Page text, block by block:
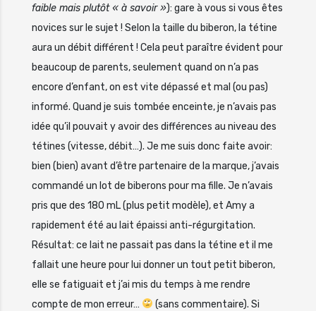
faible mais plutôt « à savoir »): gare à vous si vous êtes
novices sur le sujet ! Selon la taille du biberon, la tétine
aura un débit différent ! Cela peut paraître évident pour
beaucoup de parents, seulement quand on n’a pas
encore d’enfant, on est vite dépassé et mal (ou pas)
informé. Quand je suis tombée enceinte, je n’avais pas
idée qu’il pouvait y avoir des différences au niveau des
tétines (vitesse, débit…). Je me suis donc faite avoir:
bien (bien) avant d’être partenaire de la marque, j’avais
commandé un lot de biberons pour ma fille. Je n’avais
pris que des 180 mL (plus petit modèle), et Amy a
rapidement été au lait épaissi anti-régurgitation.
Résultat: ce lait ne passait pas dans la tétine et il me
fallait une heure pour lui donner un tout petit biberon,
elle se fatiguait et j’ai mis du temps à me rendre
compte de mon erreur…
(sans commentaire). Si